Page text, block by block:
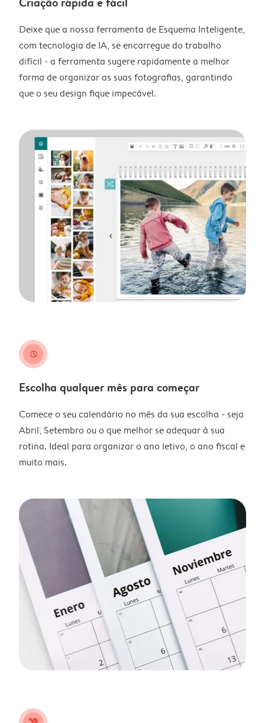
Deixe que a nossa ferramenta de Esquema Inteligente,
com tecnologia de IA, se encarregue do trabalho
difícil - a ferramenta sugere rapidamente a melhor
forma de organizar as suas fotografias, garantindo
que o seu design fique impecável.
clock
Escolha qualquer mês para começar
Comece o seu calendário no mês da sua escolha - seja
Abril, Setembro ou o que melhor se adequar à sua
rotina. Ideal para organizar o ano letivo, o ano fiscal e
muito mais.